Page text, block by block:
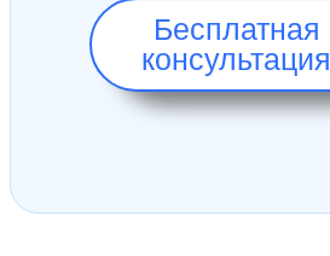
Бесплатная
консультация